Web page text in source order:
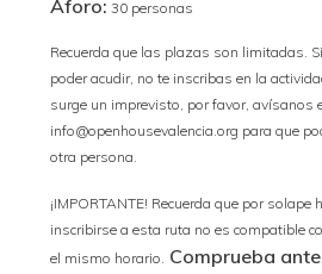
Aforo: 30 personas
Recuerda que las plazas son limitadas.
poder acudir, no te inscribas en la
surge un imprevisto, por favor, avísanos
info@openhousevalencia.org para que
otra persona.
¡IMPORTANTE! Recuerda que por solape
inscribirse a esta ruta no es compatible
el mismo horario. Comprueba